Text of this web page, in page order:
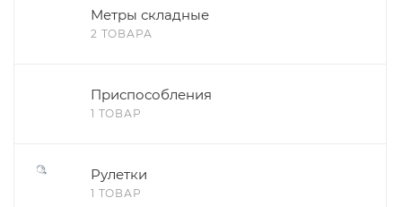
Метры складные
2 ТОВАРА
Приспособления
1 ТОВАР
Рулетки
1 ТОВАР